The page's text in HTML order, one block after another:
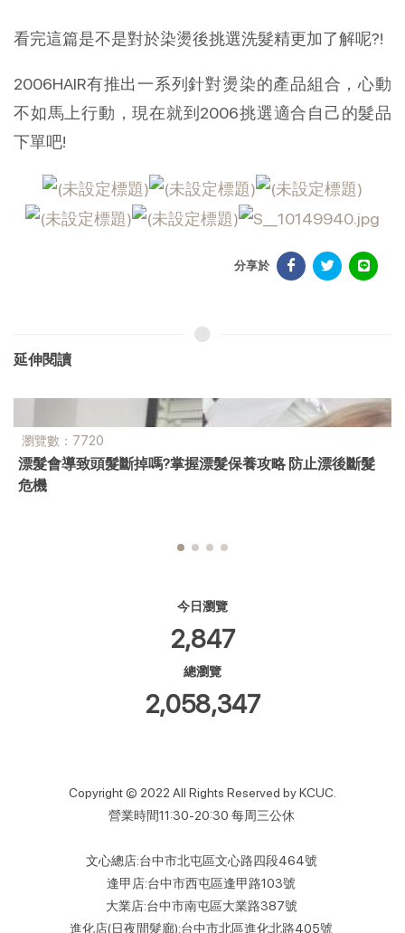
看完這篇是不是對於染燙後挑選洗髮精更加了解呢?!
2006HAIR有推出一系列針對燙染的產品組合，心動
不如馬上行動，現在就到2006挑選適合自己的髮品
下單吧!
分享於
延伸閱讀
瀏覽數：32556
細軟髮適合哪些髮型呢? 5款細軟髮燙髮推薦
今日瀏覽
2,847
總瀏覽
2,058,347
Copyright © 2022 All Rights Reserved by KCUC.
營業時間11:30-20:30 每周三公休
文心總店:台中市北屯區文心路四段464號
逢甲店:台中市西屯區逢甲路103號
大業店:台中市南屯區大業路387號
進化店(日夜間髮廊):台中市北區進化北路405號